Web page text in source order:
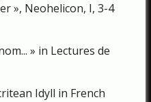
», Neohelicon, I, 3-4
» in Lectures de
Idyll in French